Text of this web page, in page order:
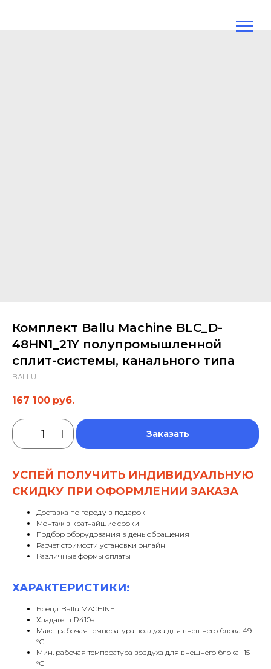
Комплект Ballu Machine BLC_D-
48HN1_21Y полупромышленной
сплит-системы, канального типа
BALLU
167 100 руб.
Заказать
УСПЕЙ ПОЛУЧИТЬ ИНДИВИДУАЛЬНУЮ
СКИДКУ ПРИ ОФОРМЛЕНИИ ЗАКАЗА
Доставка по городу в подарок
Монтаж в кратчайшие сроки
Подбор оборудования в день обращения
Расчет стоимости установки онлайн
Различные формы оплаты
ХАРАКТЕРИСТИКИ:
Бренд Ballu MACHINE
Хладагент R410a
Макс. рабочая температура воздуха для внешнего блока 49
°С
Мин. рабочая температура воздуха для внешнего блока -15
°С